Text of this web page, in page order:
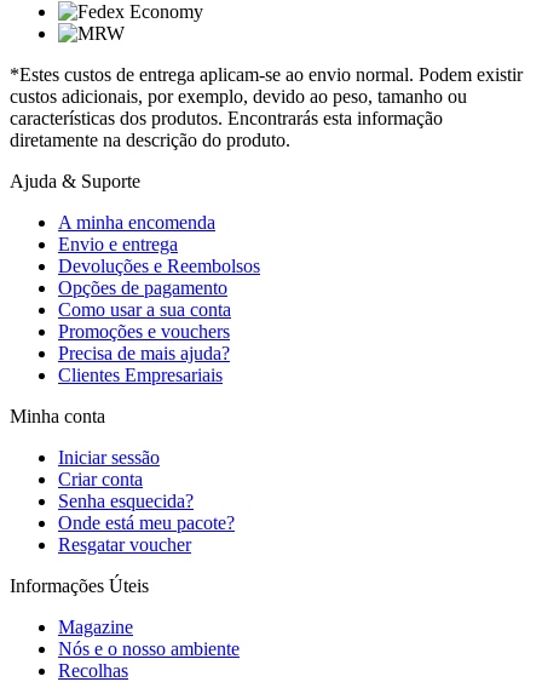
*Estes custos de entrega aplicam-se ao envio normal. Podem existir
custos adicionais, por exemplo, devido ao peso, tamanho ou
características dos produtos. Encontrarás esta informação
diretamente na descrição do produto.
Ajuda & Suporte
A minha encomenda
Envio e entrega
Devoluções e Reembolsos
Opções de pagamento
Como usar a sua conta
Promoções e vouchers
Precisa de mais ajuda?
Clientes Empresariais
Minha conta
Iniciar sessão
Criar conta
Senha esquecida?
Onde está meu pacote?
Resgatar voucher
Informações Úteis
Magazine
Nós e o nosso ambiente
Recolhas